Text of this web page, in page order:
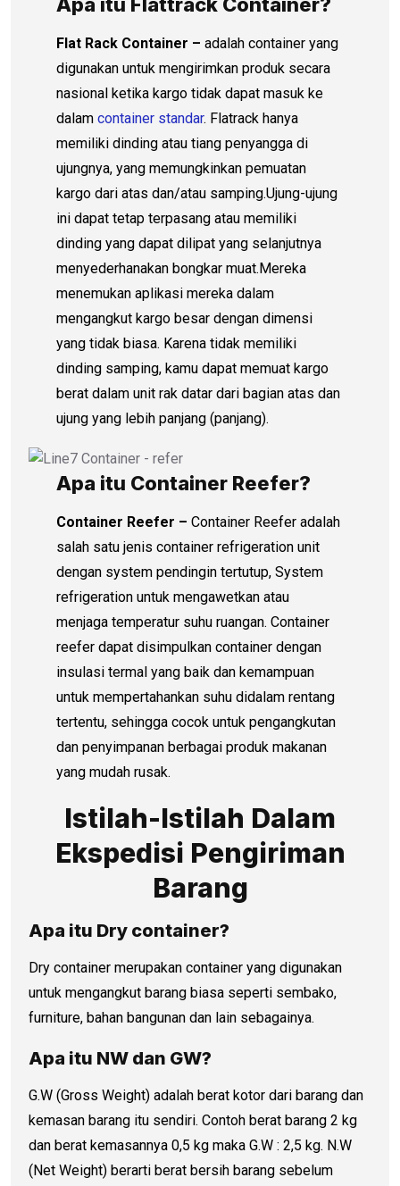
Flat Rack Container – adalah container yang
digunakan untuk mengirimkan produk secara
nasional ketika kargo tidak dapat masuk ke
dalam container standar. Flatrack hanya
memiliki dinding atau tiang penyangga di
ujungnya, yang memungkinkan pemuatan
kargo dari atas dan/atau samping.Ujung-ujung
ini dapat tetap terpasang atau memiliki
dinding yang dapat dilipat yang selanjutnya
menyederhanakan bongkar muat.Mereka
menemukan aplikasi mereka dalam
mengangkut kargo besar dengan dimensi
yang tidak biasa. Karena tidak memiliki
dinding samping, kamu dapat memuat kargo
berat dalam unit rak datar dari bagian atas dan
ujung yang lebih panjang (panjang).
Apa itu Container Reefer?
Container Reefer – Container Reefer adalah
salah satu jenis container refrigeration unit
dengan system pendingin tertutup, System
refrigeration untuk mengawetkan atau
menjaga temperatur suhu ruangan. Container
reefer dapat disimpulkan container dengan
insulasi termal yang baik dan kemampuan
untuk mempertahankan suhu didalam rentang
tertentu, sehingga cocok untuk pengangkutan
dan penyimpanan berbagai produk makanan
yang mudah rusak.
Istilah-Istilah Dalam
Ekspedisi Pengiriman
Barang
Apa itu Dry container?
Dry container merupakan container yang digunakan
untuk mengangkut barang biasa seperti sembako,
furniture, bahan bangunan dan lain sebagainya.
Apa itu NW dan GW?
G.W (Gross Weight) adalah berat kotor dari barang dan
kemasan barang itu sendiri. Contoh berat barang 2 kg
dan berat kemasannya 0,5 kg maka G.W : 2,5 kg. N.W
(Net Weight) berarti berat bersih barang sebelum